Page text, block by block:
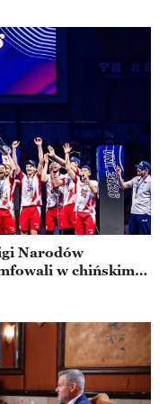
Narodów
w chińskim